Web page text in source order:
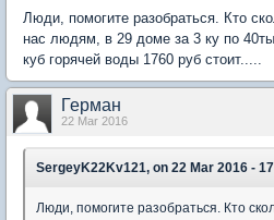
Люди, помогите разобраться. Кто
нас людям, в 29 доме за 3 ку по
куб горячей воды 1760 руб стоит.....
Герман
22 Mar 2016
SergeyK22Kv121, on 22 Mar 2016 -
Люди, помогите разобраться. Кто